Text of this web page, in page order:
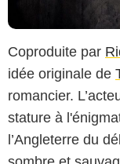
Coproduite par
idée originale de
romancier.
stature à
l’Angleterre du